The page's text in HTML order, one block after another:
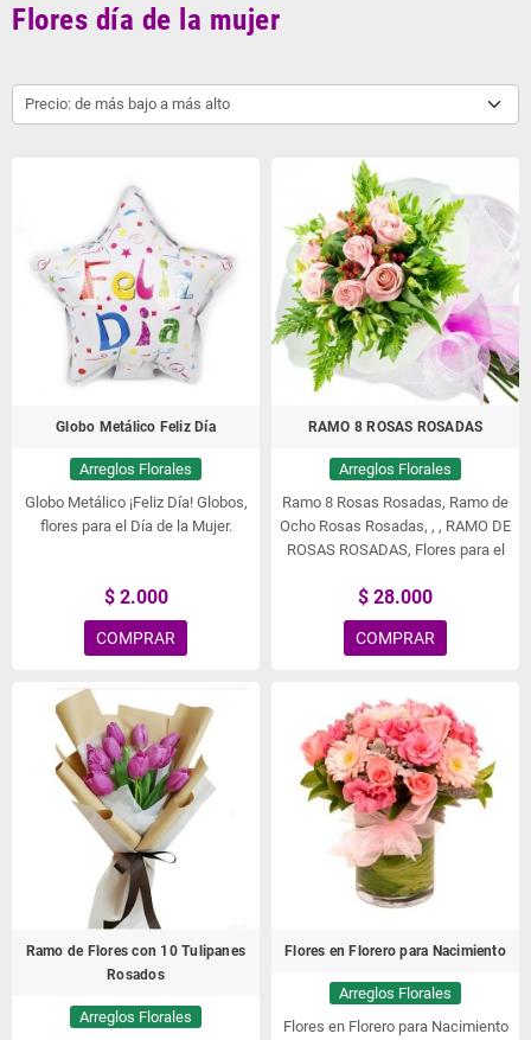
Flores día de la mujer
Precio: de más bajo a más alto
Globo Metálico Feliz Día
Arreglos Florales
Globo Metálico ¡Feliz Día!Globos,
flores para el Día de la Mujer.
$ 2.000
COMPRAR
RAMO 8 ROSAS ROSADAS
Arreglos Florales
Ramo 8 Rosas Rosadas, Ramo de
Ocho Rosas Rosadas, , , RAMO DE
ROSAS ROSADAS, Flores para el
$ 28.000
COMPRAR
Ramo de Flores con 10 Tulipanes
Rosados
Arreglos Florales
Flores en Florero para Nacimiento
Arreglos Florales
Flores en Florero para Nacimiento